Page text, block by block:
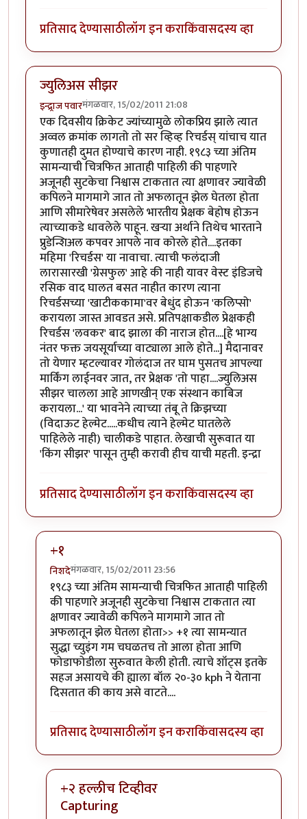
प्रतिसाद देण्यासाठीलॉग इन कराकिंवासदस्य व्हा
ज्युलिअस सीझर
इन्द्र्राज पवारमंगळवार, 15/02/2011 21:08
एक दिवसीय क्रिकेट ज्यांच्यामुळे लोकप्रिय झाले त्यात
अव्वल क्रमांक लागतो तो सर व्हिव्ह रिचर्डस् यांचाच यात
कुणातही दुमत होण्याचे कारण नाही. १९८३ च्या अंतिम
सामन्याची चित्रफित आताही पाहिली की पाहणारे
अजूनही सुटकेचा निश्वास टाकतात त्या क्षणावर ज्यावेळी
कपिलने मागमागे जात तो अफलातून झेल घेतला होता
आणि सीमारेषेवर असलेले भारतीय प्रेक्षक बेहोष होऊन
त्याच्याकडे धावलेले पाहून. खर्‍या अर्थाने तिथेच भारताने
प्रुडेन्शिअल कपवर आपले नाव कोरले होते....इतका
महिमा 'रिचर्डस' या नावाचा. त्याची फलंदाजी
लारासारखी 'ग्रेसफुल' आहे की नाही यावर वेस्ट इंडिजचे
रसिक वाद घालत बसत नाहीत कारण त्याना
रिचर्डसच्या 'खाटीककामा'वर बेधुंद होऊन 'कलिप्सो'
करायला जास्त आवडत असे. प्रतिपक्षाकडील प्रेक्षकही
रिचर्डस 'लवकर' बाद झाला की नाराज होत....[हे भाग्य
नंतर फक्त जयसूर्याच्या वाट्याला आले होते...] मैदानावर
तो येणार म्हटल्यावर गोलंदाज तर घाम पुसतच आपल्या
मार्किंग लाईनवर जात, तर प्रेक्षक 'तो पाहा....ज्युलिअस
सीझर चालला आहे आणखीन् एक संस्थान काबिज
करायला...' या भावनेने त्याच्या तंबू ते क्रिझच्या
(विदाऊट हेल्मेट.....कधीच त्याने हेल्मेट घातलेले
पाहिलेले नाही) चालीकडे पाहात. लेखाची सुरूवात या
'किंग सीझर' पासून तुम्ही करावी हीच याची महती. इन्द्रा
प्रतिसाद देण्यासाठीलॉग इन कराकिंवासदस्य व्हा
+१
निशदेमंगळवार, 15/02/2011 23:56
In reply toज्युलिअस सीझरbyइन्द्र्राज पवार
१९८३ च्या अंतिम सामन्याची चित्रफित आताही पाहिली
की पाहणारे अजूनही सुटकेचा निश्वास टाकतात त्या
क्षणावर ज्यावेळी कपिलने मागमागे जात तो
अफलातून झेल घेतला होता>> +१ त्या सामन्यात
सुद्धा च्युइंग गम चघळतच तो आला होता आणि
फोडाफोडीला सुरुवात केली होती. त्याचे शॉट्स इतके
सहज असायचे की ह्याला बॉल २०-३० kph ने येताना
दिसतात की काय असे वाटते....
प्रतिसाद देण्यासाठीलॉग इन कराकिंवासदस्य व्हा
+२ हल्लीच टिव्हीवर
Capturing